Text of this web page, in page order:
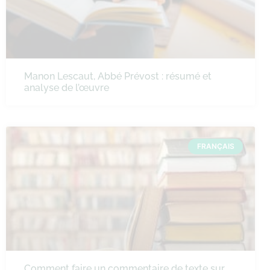
Manon Lescaut, Abbé Prévost : résumé et
analyse de l’œuvre
FRANÇAIS